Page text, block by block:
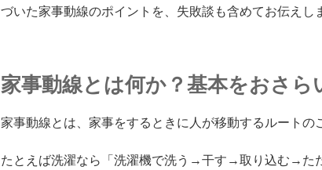
づいた家事動線のポイントを、失敗談も含めてお伝えし
家事動線とは何か？基本をおさら
家事動線とは、家事をするときに人が移動するルートの
たとえば洗濯なら「洗濯機で洗う→干す→取り込む→た